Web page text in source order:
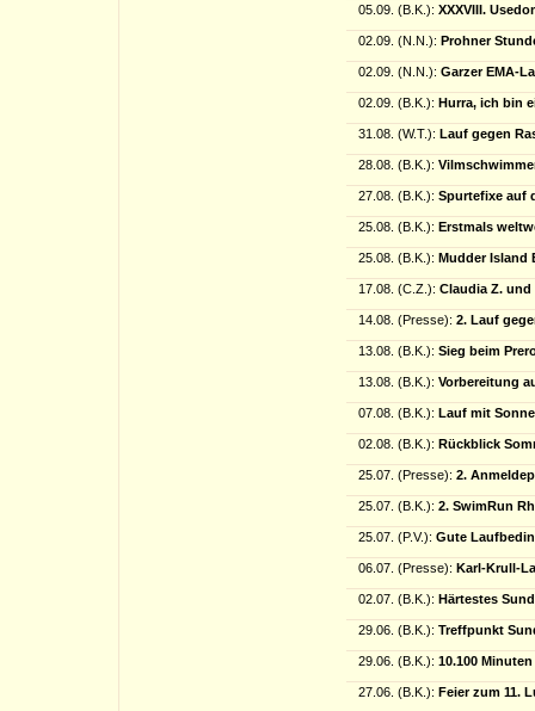
05.09. (B.K.): XXXVIII.
02.09. (N.N.): Prohner
02.09. (N.N.): Garzer EMA-
02.09. (B.K.): Hurra, ich bin
31.08. (W.T.): Lauf gegen
28.08. (B.K.):
27.08. (B.K.): Spurtefixe auf
25.08. (B.K.): Erstmals
25.08. (B.K.): Mudder Island
17.08. (C.Z.): Claudia Z.
14.08. (Presse): 2. Lauf
13.08. (B.K.): Sieg beim
13.08. (B.K.): Vorbereitung
07.08. (B.K.): Lauf mit
02.08. (B.K.): Rückblick
25.07. (Presse): 2.
25.07. (B.K.): 2. SwimRun
25.07. (P.V.): Gute
06.07. (Presse): Karl-Krull-
02.07. (B.K.): Härtestes
29.06. (B.K.): Treffpunkt
29.06. (B.K.): 10.100
27.06. (B.K.): Feier zum 11.